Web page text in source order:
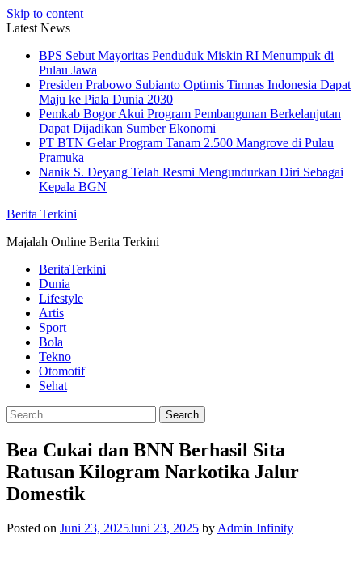
Skip to content
Latest News
BPS Sebut Mayoritas Penduduk Miskin RI Menumpuk di
Pulau Jawa
Presiden Prabowo Subianto Optimis Timnas Indonesia Dapat
Maju ke Piala Dunia 2030
Pemkab Bogor Akui Program Pembangunan Berkelanjutan
Dapat Dijadikan Sumber Ekonomi
PT BTN Gelar Program Tanam 2.500 Mangrove di Pulau
Pramuka
Nanik S. Deyang Telah Resmi Mengundurkan Diri Sebagai
Kepala BGN
Berita Terkini
Majalah Online Berita Terkini
BeritaTerkini
Dunia
Lifestyle
Artis
Sport
Bola
Tekno
Otomotif
Sehat
Bea Cukai dan BNN Berhasil Sita
Ratusan Kilogram Narkotika Jalur
Domestik
Posted on Juni 23, 2025Juni 23, 2025 by Admin Infinity